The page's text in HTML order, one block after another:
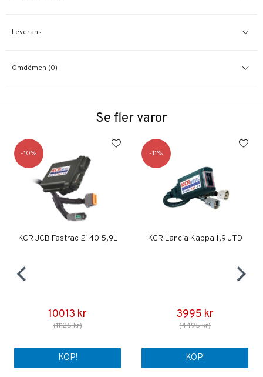
Leverans
Omdömen (0)
Se fler varor
10
KCR JCB Fastrac 2140 5,9L
10013 kr
(11125 kr)
KÖP!
11
KCR Lancia Kappa 1,9 JTD
3995 kr
(4495 kr)
KÖP!